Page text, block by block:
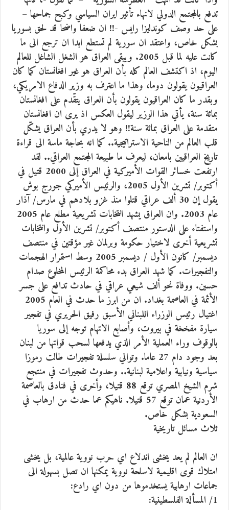
تدفع بالمجتمع الدولي لانهاء تأثير ايران السياسي وكبح جماحها –
على حد وصف كوندليزا رايس -!! ان ضعفا واضحا قد لحق بسوريا
بشكل خاص، واعتقد ان سورية لم تستطع ابدا ان ترجع الى ما
كانت عليه لما قبل 2005. ويبقى العراق هو الشغل الشاغل للعالم
اليوم، اذ اكتشف العالم كله بأن العراق هو غير افغانستان كما كان
العراقيون يقولون دوما، وهذا ما اعترف به وزير الدفاع الامريكي،
وبقدر ما كان العراقيون يقولون بأن العراق يتقّدم على افغانستان
بمائة سنة، يأتي هذا الوزير ليقول العكس اذ يرى ان افغانستان
متقدمة على العراق بمائة سنة!! وهو لا يدري بأن العراق يشكّل
قلب العالم من الناحية الاستراتيجية.. كما انه بحاجة ماسة الى قراءة
تاريخ العراقيين بامعان، ليعرف ما طبيعة المجتمع العراقي.. لقد
ارتفعت خسائر القوات الأميركية في العراق إلى 2000 قتيل في
أكتوبر/ تشرين الأول 2005، والرئيس الأميركي جورج بوش
يقول إن 30 ألف عراقي قتلوا منذ غزو بلادهم في مارس/ آذار
عام 2003. وان العراق يشهد انتخابات تشريعية مطلع عام 2005
واستفتاء على الدستور منتصف أكتوبر/ تشرين الأول وانتخابات
تشريعية أخرى لاختيار حكومة وبرلمان غير مؤقتين في منتصف
ديسمبر/ كانون الأول / ديسمبر 2005 وسط استمرار الهجمات
والتفجيرات. كما شهد العراق بدء محاكمة الرئيس المخلوع صدام
حسين. ووفاة نحو ألف شيعي عراقي في حادث تدافع على جسر
الأئمة في العاصمة بغداد. ان من ابرز ما حدث في العام 2005
اغتيال رئيس الوزراء اللبناني الأسبق رفيق الحريري في تفجير
سيارة مفخخة في بيروت، وأصابع الاتهام توجه إلى سوريا
بالوقوف وراء العملية الأمر الذي يدفعها لسحب قواتها من لبنان
بعد وجود دام 27 عاما. وتوالي سلسلة تفجيرات طالت رموزا
سياسية ونيابية واعلامية لبنانية.. وحدوث تفجيرات في منتجع
شرم الشيخ المصري توقع 88 قتيلا، وأخرى في فنادق بالعاصمة
الأردنية عمان توقع 57 قتيلا. ناهيكم عما حدث من ارهاب في
السعودية بشكل خاص.
ثلاث مسائل تاريخية
ان العالم لم يعد يخشى اندلاع اي حرب نووية عالمية، بل يخشى
امتلاك قوى اقليمية لاسلحة نووية يمكنها ان تصل بسهولة الى
جماعات ارهابية يستخدموها من دون اي رادع:
1/ المسألة الفلسطينية: